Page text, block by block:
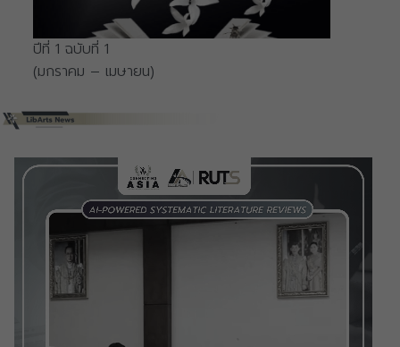
ปีที่ 1 ฉบับที่ 1
(มกราคม – เมษายน)